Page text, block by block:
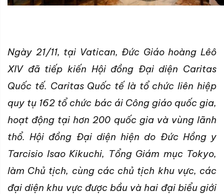
Ngày 21/11, tại Vatican, Đức Giáo hoàng Lêô
XIV đã tiếp kiến Hội đồng Đại diện Caritas
Quốc tế. Caritas Quốc tế là tổ chức liên hiệp
quy tụ 162 tổ chức bác ái Công giáo quốc gia,
hoạt động tại hơn 200 quốc gia và vùng lãnh
thổ. Hội đồng Đại diện hiện do Đức Hồng y
Tarcisio Isao Kikuchi, Tổng Giám mục Tokyo,
làm Chủ tịch, cùng các chủ tịch khu vực, các
đại diện khu vực được bầu và hai đại biểu giới